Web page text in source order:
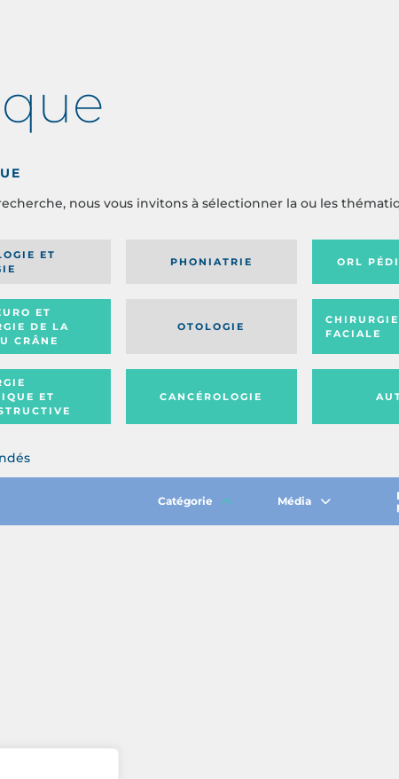
nous vous invitons à sélectionner la ou les
ET
PHONIATRIE ORL
ET
DE LA
CRÂNE
OTOLOGIE
FACIALE
ET
CANCÉROLOGIE
Catégorie Média